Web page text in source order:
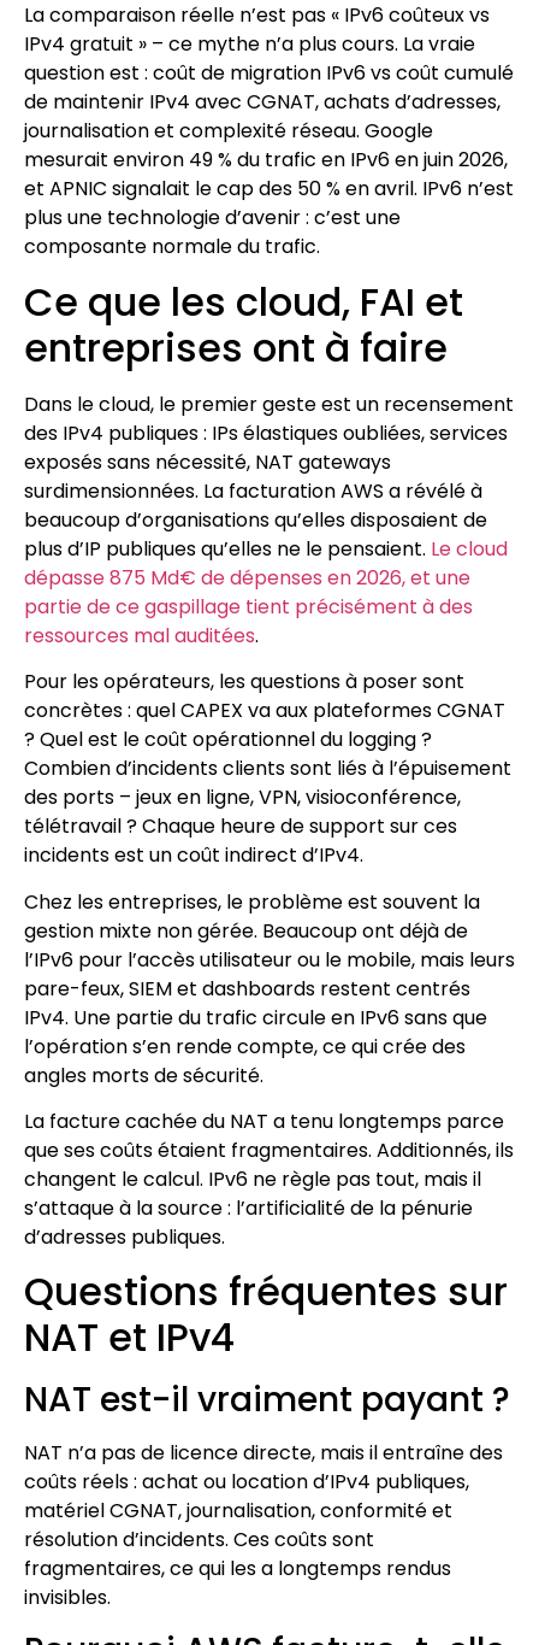
La comparaison réelle n’est pas « IPv6 coûteux vs
IPv4 gratuit » – ce mythe n’a plus cours. La vraie
question est : coût de migration IPv6 vs coût cumulé
de maintenir IPv4 avec CGNAT, achats d’adresses,
journalisation et complexité réseau. Google
mesurait environ 49 % du trafic en IPv6 en juin 2026,
et APNIC signalait le cap des 50 % en avril. IPv6 n’est
plus une technologie d’avenir : c’est une
composante normale du trafic.
Ce que les cloud, FAI et
entreprises ont à faire
Dans le cloud, le premier geste est un recensement
des IPv4 publiques : IPs élastiques oubliées, services
exposés sans nécessité, NAT gateways
surdimensionnées. La facturation AWS a révélé à
beaucoup d’organisations qu’elles disposaient de
plus d’IP publiques qu’elles ne le pensaient. Le cloud
dépasse 875 Md€ de dépenses en 2026, et une
partie de ce gaspillage tient précisément à des
ressources mal auditées.
Pour les opérateurs, les questions à poser sont
concrètes : quel CAPEX va aux plateformes CGNAT
? Quel est le coût opérationnel du logging ?
Combien d’incidents clients sont liés à l’épuisement
des ports – jeux en ligne, VPN, visioconférence,
télétravail ? Chaque heure de support sur ces
incidents est un coût indirect d’IPv4.
Chez les entreprises, le problème est souvent la
gestion mixte non gérée. Beaucoup ont déjà de
l’IPv6 pour l’accès utilisateur ou le mobile, mais leurs
pare-feux, SIEM et dashboards restent centrés
IPv4. Une partie du trafic circule en IPv6 sans que
l’opération s’en rende compte, ce qui crée des
angles morts de sécurité.
La facture cachée du NAT a tenu longtemps parce
que ses coûts étaient fragmentaires. Additionnés, ils
changent le calcul. IPv6 ne règle pas tout, mais il
s’attaque à la source : l’artificialité de la pénurie
d’adresses publiques.
Questions fréquentes sur
NAT et IPv4
NAT est-il vraiment payant ?
NAT n’a pas de licence directe, mais il entraîne des
coûts réels : achat ou location d’IPv4 publiques,
matériel CGNAT, journalisation, conformité et
résolution d’incidents. Ces coûts sont
fragmentaires, ce qui les a longtemps rendus
invisibles.